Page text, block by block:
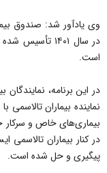
وی یادآور شد: صندوق
در سال ۱۴۰۱
است.
در این برنامه،
نماینده بیماران تالاسمی
بیماری‌های خاص و سرکار
در کنار بیماران
پیگیری و حل شده است.